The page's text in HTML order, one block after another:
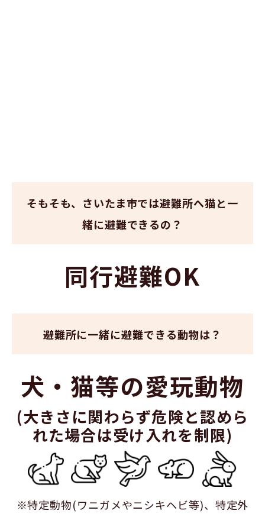
そもそも、さいたま市では避難所へ猫と一
緒に避難できるの？
同行避難OK
避難所に一緒に避難できる動物は？
犬・猫等の愛玩動物
(大きさに関わらず危険と認めら
れた場合は受け入れを制限)
※特定動物(ワニガメやニシキヘビ等)、特定外